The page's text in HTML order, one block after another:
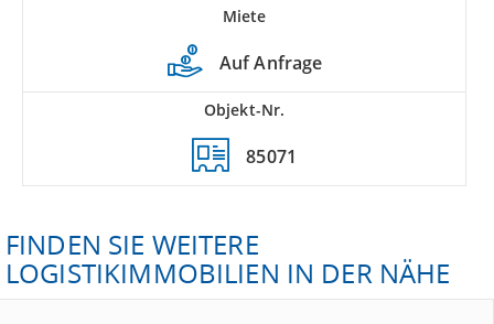
Miete
Auf Anfrage
Objekt-Nr.
85071
FINDEN SIE WEITERE
LOGISTIKIMMOBILIEN IN DER NÄHE